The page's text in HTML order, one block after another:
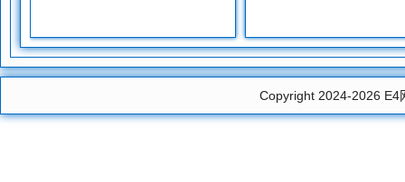
Copyright 2024-2026 E4